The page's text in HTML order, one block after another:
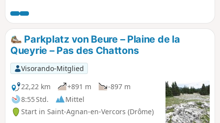
geschnitzten Baum, um (natürlich ohne sie zu stören)
Murmeltiere, Gänsegeier, Edelweiß usw. zu beobachten,
ohne dabei die Herden zu vergessen.
Parkplatz von Beure – Plaine de la
Queyrie – Pas des Chattons
Visorando-Mitglied
22,22 km
+891 m
-897 m
8:55 Std.
Mittel
Start in Saint-Agnan-en-Vercors (Drôme)